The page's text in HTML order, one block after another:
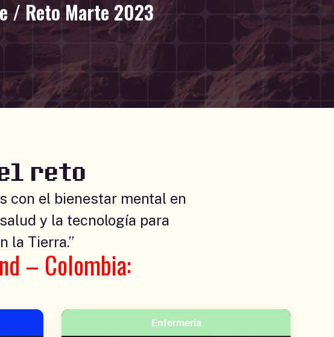
/ Reto Marte 2023
reto
con el bienestar mental en
y la tecnología para
la Tierra.”
– Colombia:
Enfermería